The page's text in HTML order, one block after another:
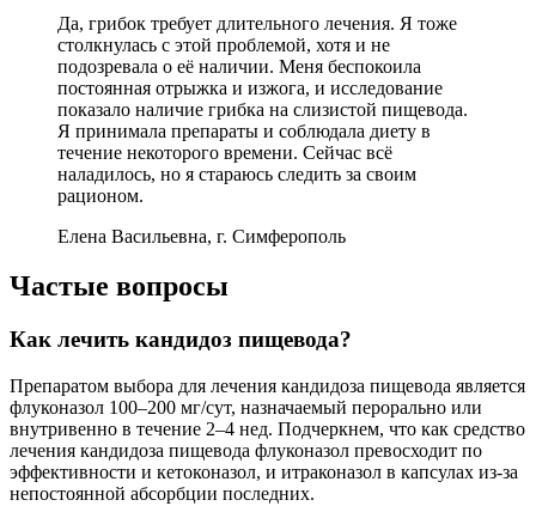
Да, грибок требует длительного лечения. Я тоже
столкнулась с этой проблемой, хотя и не
подозревала о её наличии. Меня беспокоила
постоянная отрыжка и изжога, и исследование
показало наличие грибка на слизистой пищевода.
Я принимала препараты и соблюдала диету в
течение некоторого времени. Сейчас всё
наладилось, но я стараюсь следить за своим
рационом.
Елена Васильевна, г. Симферополь
Частые вопросы
Как лечить кандидоз пищевода?
Препаратом выбора для лечения кандидоза пищевода является
флуконазол 100–200 мг/сут, назначаемый перорально или
внутривенно в течение 2–4 нед. Подчеркнем, что как средство
лечения кандидоза пищевода флуконазол превосходит по
эффективности и кетоконазол, и итраконазол в капсулах из-за
непостоянной абсорбции последних.